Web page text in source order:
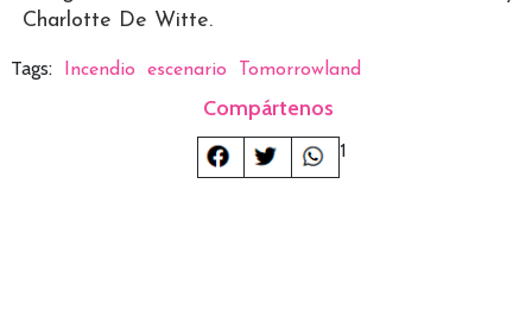
Charlotte De Witte.
Tags: Incendio escenario Tomorrowland
Compártenos
1